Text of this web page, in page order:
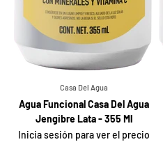
Casa Del Agua
Agua Funcional Casa Del Agua
Jengibre Lata - 355 Ml
Inicia sesión para ver el precio